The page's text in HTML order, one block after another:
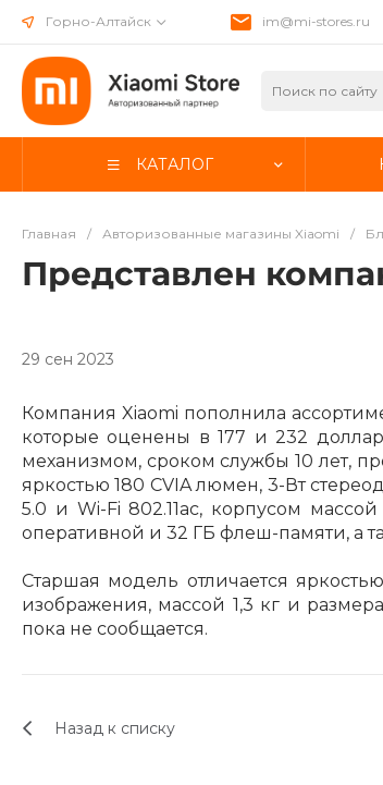
Горно-Алтайск im@mi-stores.ru
КАТАЛОГ
Главная / Авторизованные магазины Xiaomi /
Представлен
29 сен 2023
Компания Xiaomi пополнила
которые оценены в 177 и 232
механизмом, сроком службы 10 лет,
яркостью 180 CVIA люмен, 3-Вт
5.0 и Wi-Fi 802.11ac, корпусом
оперативной и 32 ГБ флеш-памяти, а
Старшая модель отличается
изображения, массой 1,3 кг и
пока не сообщается.
Назад к списку